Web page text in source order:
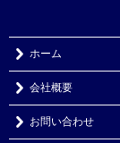
ホーム
会社概要
お問い合わせ